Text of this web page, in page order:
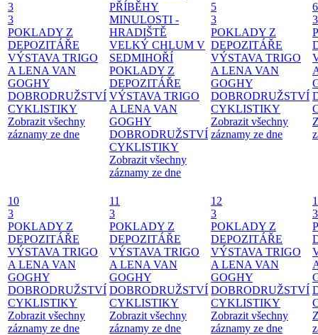
3
3
POKLADY Z
DEPOZITÁŘE
VÝSTAVA TRIGO
A LENA VAN
GOGHY
DOBRODRUŽSTVÍ
CYKLISTIKY
Zobrazit všechny
záznamy ze dne
PŘÍBĚHY
MINULOSTI -
HRADIŠTĚ
VELKÝ CHLUM V
SEDMIHOŘÍ
POKLADY Z
DEPOZITÁŘE
VÝSTAVA TRIGO
A LENA VAN
GOGHY
DOBRODRUŽSTVÍ
CYKLISTIKY
Zobrazit všechny
záznamy ze dne
5
3
POKLADY Z
DEPOZITÁŘE
VÝSTAVA TRIGO
A LENA VAN
GOGHY
DOBRODRUŽSTVÍ
CYKLISTIKY
Zobrazit všechny
záznamy ze dne
6
3
10
3
POKLADY Z
DEPOZITÁŘE
VÝSTAVA TRIGO
A LENA VAN
GOGHY
DOBRODRUŽSTVÍ
CYKLISTIKY
Zobrazit všechny
záznamy ze dne
11
3
POKLADY Z
DEPOZITÁŘE
VÝSTAVA TRIGO
A LENA VAN
GOGHY
DOBRODRUŽSTVÍ
CYKLISTIKY
Zobrazit všechny
záznamy ze dne
12
3
POKLADY Z
DEPOZITÁŘE
VÝSTAVA TRIGO
A LENA VAN
GOGHY
DOBRODRUŽSTVÍ
CYKLISTIKY
Zobrazit všechny
záznamy ze dne
3